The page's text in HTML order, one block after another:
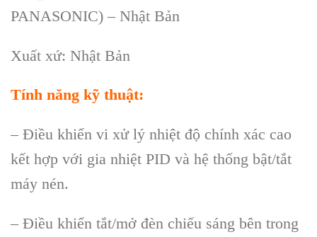
PANASONIC) – Nhật Bản
Xuất xứ: Nhật Bản
Tính năng kỹ thuật:
– Điều khiển vi xử lý nhiệt độ chính xác cao
kết hợp với gia nhiệt PID và hệ thống bật/tắt
máy nén.
– Điều khiển tắt/mở đèn chiếu sáng bên trong